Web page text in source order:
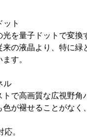
ット
光を量子ドットで変換
来の液晶より、特に緑
す。
ル
トで高画質な広視野角
色が褪せることがなく
。